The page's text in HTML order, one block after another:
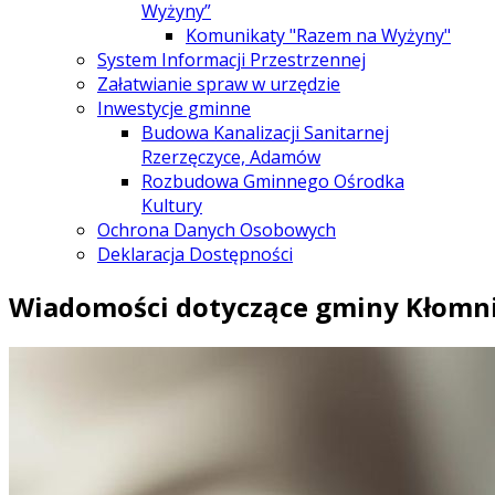
Wyżyny”
Komunikaty "Razem na Wyżyny"
System Informacji Przestrzennej
Załatwianie spraw w urzędzie
Inwestycje gminne
Budowa Kanalizacji Sanitarnej
Rzerzęczyce, Adamów
Rozbudowa Gminnego Ośrodka
Kultury
Ochrona Danych Osobowych
Deklaracja Dostępności
Wiadomości dotyczące gminy